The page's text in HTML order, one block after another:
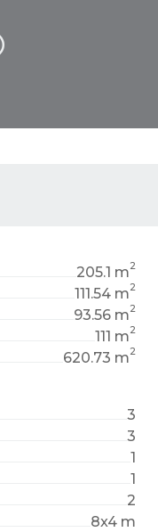
205.1 m2
111.54 m2
93.56 m2
111 m2
620.73 m2
3
3
1
1
2
8x4 m